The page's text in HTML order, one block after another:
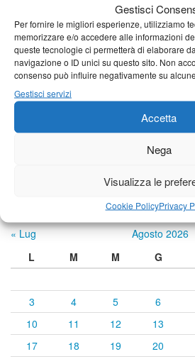
Gestisci
Per fornire le migliori esperienze, utilizziamo
memorizzare e/o accedere alle informazioni
queste tecnologie ci permetterà di elaborare
navigazione o ID unici su questo sito. Non
consenso può influire negativamente su
Gestisci servizi
Accetta
Nega
Visualizza le
Cookie PolicyPrivacy
24°C|34°C
Castelnuovo Garfagnana
Previsioni a cura di:
Calendario eventi
« Lug Agosto 2026
L
M M G
3
4 5 6
10
11 12 13
17
18 19 20